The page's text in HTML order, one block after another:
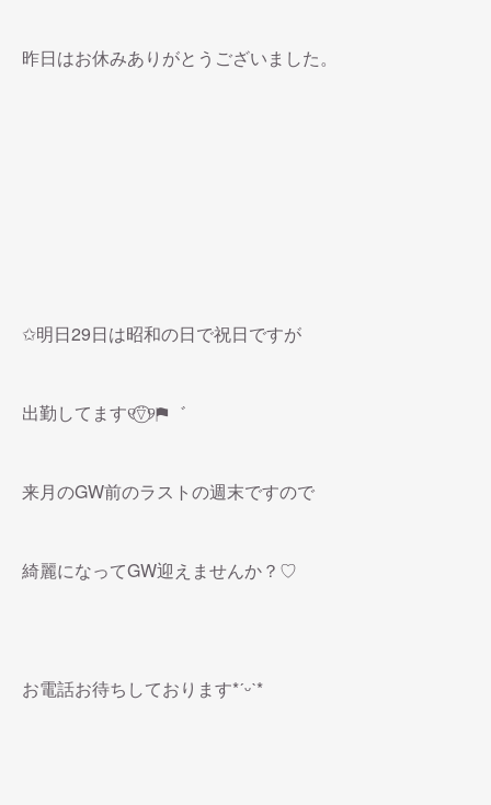
昨日はお休みありがとうございました。
✩明日29日は昭和の日で祝日ですが
出勤してます୧⍢⃝୨⚑゛
来月のGW前のラストの週末ですので
綺麗になってGW迎えませんか？♡
お電話お待ちしております*ˊᵕˋ*